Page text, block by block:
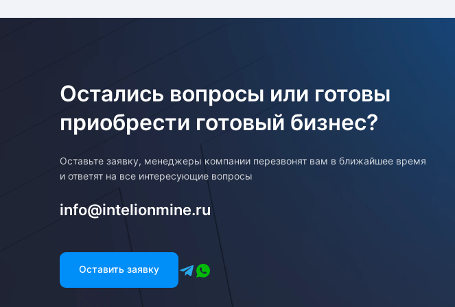
Остались вопросы или готовы
приобрести готовый бизнес?
Оставьте заявку, менеджеры компании перезвонят вам в ближайшее время
и ответят на все интересующие вопросы
info@intelionmine.ru
Оставить заявку